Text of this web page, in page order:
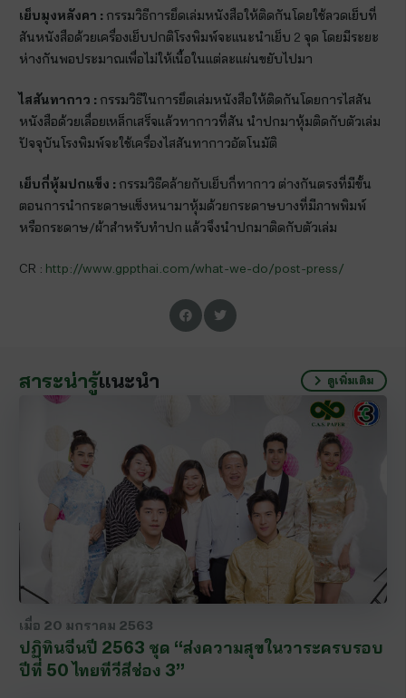
เย็บมุงหลังคา : กรรมวิธีการยึดเล่มหนังสือให้ติดกันโดยใช้ลวดเย็บที่
สันหนังสือด้วยเครื่องเย็บปกติโรงพิมพ์จะแนะนำเย็บ 2 จุด โดยมีระยะ
ห่างกันพอประมาณเพื่อไม่ให้เนื้อในแต่ละแผ่นขยับไปมา
ไสสันทากาว : กรรมวิธีในการยึดเล่มหนังสือให้ติดกันโดยการไสสัน
หนังสือด้วยเลื่อยเหล็กเสร็จแล้วทากาวที่สัน นำปกมาหุ้มติดกับตัวเล่ม
ปัจจุบันโรงพิมพ์จะใช้เครื่องไสสันทากาวอัตโนมัติ
เย็บกี่หุ้มปกแข็ง : กรรมวิธีคล้ายกับเย็บกี่ทากาว ต่างกันตรงที่มีขั้น
ตอนการนำกระดาษแข็งหนามาหุ้มด้วยกระดาษบางที่มีภาพพิมพ์
หรือกระดาษ/ผ้าสำหรับทำปก แล้วจึงนำปกมาติดกับตัวเล่ม
CR : http://www.gppthai.com/what-we-do/post-press/
สาระน่ารู้แนะนำ ดูเพิ่มเติม
เมื่อ 20 มกราคม 2563
ปฏิทินจีนปี 2563 ชุด “ส่งความสุขในวาระครบรอบ
ปีที่ 50 ไทยทีวีสีช่อง 3”